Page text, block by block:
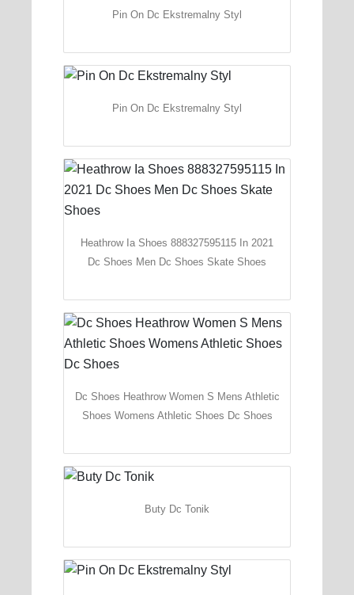
Pin On Dc Ekstremalny Styl
Pin On Dc Ekstremalny Styl
Heathrow Ia Shoes 888327595115 In 2021
Dc Shoes Men Dc Shoes Skate Shoes
Dc Shoes Heathrow Women S Mens Athletic
Shoes Womens Athletic Shoes Dc Shoes
Buty Dc Tonik